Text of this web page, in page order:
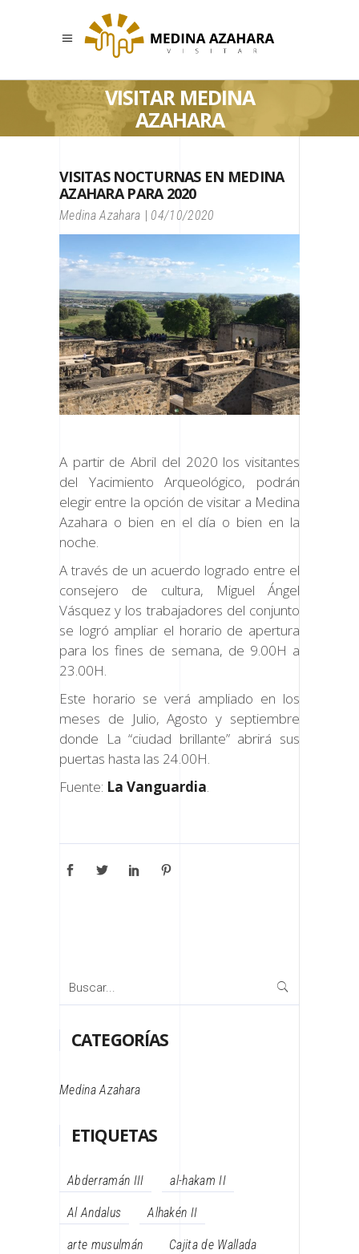
VISITAR MEDINA
AZAHARA
VISITAS NOCTURNAS EN MEDINA
AZAHARA PARA 2020
Medina Azahara 04/10/2020
A partir de Abril del 2020 los visitantes
del Yacimiento Arqueológico, podrán
elegir entre la opción de visitar a Medina
Azahara o bien en el día o bien en la
noche.
A través de un acuerdo logrado entre el
consejero de cultura, Miguel Ángel
Vásquez y los trabajadores del conjunto
se logró ampliar el horario de apertura
para los fines de semana, de 9.00H a
23.00H.
Este horario se verá ampliado en los
meses de Julio, Agosto y septiembre
donde La “ciudad brillante” abrirá sus
puertas hasta las 24.00H.
Fuente: La Vanguardia.
Buscar:
CATEGORÍAS
Medina Azahara
ETIQUETAS
Abderramán III al-hakam II
Al Andalus Alhakén II
arte musulmán Cajita de Wallada